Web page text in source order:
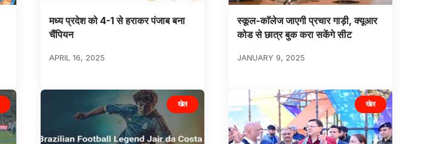
मध्य प्रदेश को 4-1 से हराकर पंजाब बना
चैंपियन
APRIL 16, 2025
स्कूल-काॅलेज जाएगी प्रचार गाड़ी, क्यूआर
कोड से छात्र बुक करा सकेंगे सीट
JANUARY 9, 2025
खेल खेल